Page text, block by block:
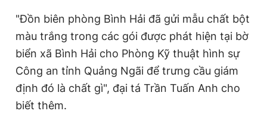
"Đồn biên phòng Bình Hải đã gửi mẫu chất bột
màu trắng trong các gói được phát hiện tại bờ
biển xã Bình Hải cho Phòng Kỹ thuật hình sự
Công an tỉnh Quảng Ngãi để trưng cầu giám
định đó là chất gì", đại tá Trần Tuấn Anh cho
biết thêm.